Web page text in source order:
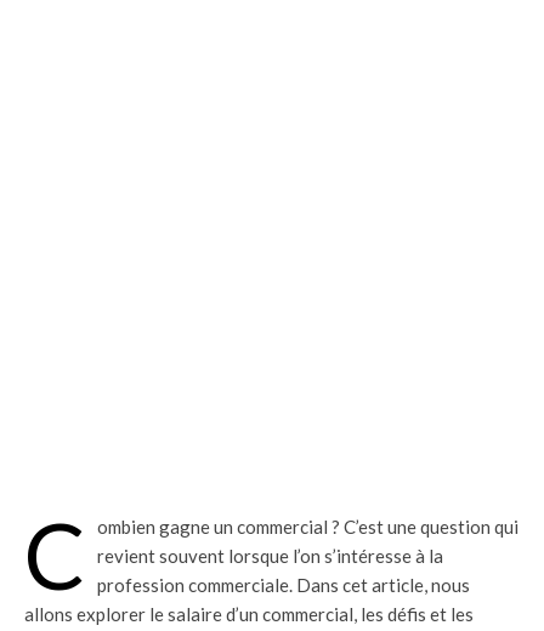
C
ombien gagne un commercial ? C’est une question qui
revient souvent lorsque l’on s’intéresse à la
profession commerciale. Dans cet article, nous
allons explorer le salaire d’un commercial, les défis et les